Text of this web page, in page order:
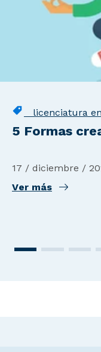
licenciatura
5 Formas
17 / diciembre /
Ver más